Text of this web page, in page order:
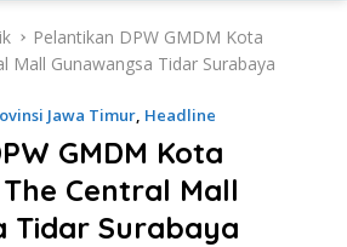
Pelantikan DPW GMDM Kota
Mall Gunawangsa Tidar Surabaya
Jawa Timur, Headline
GMDM Kota
Central Mall
Tidar Surabaya